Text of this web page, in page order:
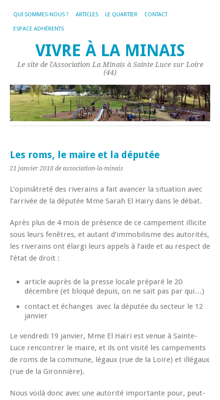
QUI SOMMES-NOUS ? ARTICLES LE QUARTIER CONTACT
ESPACE ADHÉRENTS
VIVRE À LA MINAIS
Le site de l'Association La Minais à Sainte Luce sur Loire
(44)
Les roms, le maire et la députée
21 janvier 2018 de association-la-minais
L’opiniâtreté des riverains a fait avancer la situation avec
l’arrivée de la députée Mme Sarah El Haïry dans le débat.
Après plus de 4 mois de présence de ce campement illicite
sous leurs fenêtres, et autant d’immobilisme des autorités,
les riverains ont élargi leurs appels à l’aide et au respect de
l’état de droit :
article auprès de la presse locale préparé le 20
décembre (et bloqué depuis, on ne sait pas par qui…)
contact et échanges avec la députée du secteur le 12
janvier
Le vendredi 19 janvier, Mme El Haïri est venue à Sainte-
Luce rencontrer le maire, et ils ont visité les campements
de roms de la commune, légaux (rue de la Loire) et illégaux
(rue de la Gironnière).
Nous voilà donc avec une autorité importante pour, peut-